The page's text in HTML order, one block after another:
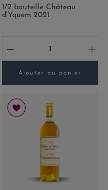
1/2 bouteille Château
d'Yquem 2021
- +
Ajouter au panier